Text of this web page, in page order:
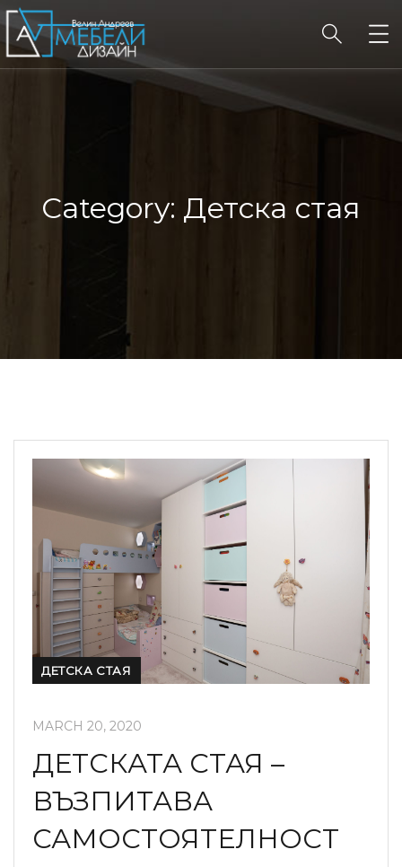
Category: Детска стая
ДЕТСКА СТАЯ
MARCH 20, 2020
ДЕТСКАТА СТАЯ –
ВЪЗПИТАВА
САМОСТОЯТЕЛНОСТ